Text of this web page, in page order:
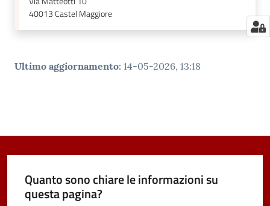
40013Castel Maggiore
Ultimo aggiornamento: 14-05-2026, 13:18
Quanto sono chiare le informazioni su
questa pagina?